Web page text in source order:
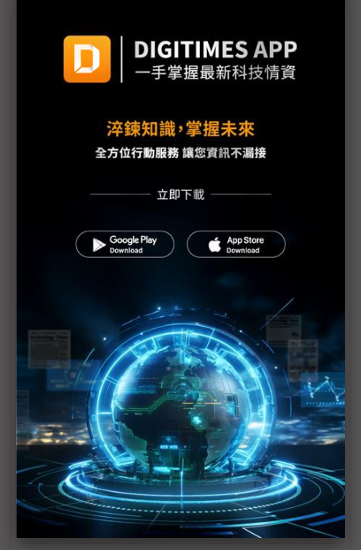
議題精選－CES 2025直擊：IT/AI應用
三星、樂金AI策略布局各有側重 散熱技術開發引關
整合數位平台、IoT與AI AWS攜手本田將GenAI導入
電視操控動口不動手 Google TV OS導入Gemini AI
樂金與微軟深化合作 開發AI代理多元應用
(CES 2025) 戴爾重新命名PC產品線 XPS高階產品走
(CES 2025) 戴爾首次在商用PC採用超微處理器 英
特爾商機再遭侵蝕
(CES 2025) 強化AI PC布局 英特爾宣布Intel 18A處
理器2H25量產
邊緣AI應用發燒 台IPC業者攜伴前進CES
(CES 2025) 三星發表Home AI願景 打造「以人為
本」科技體驗